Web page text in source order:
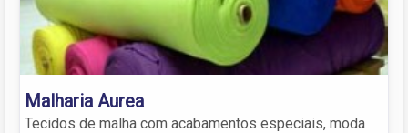
Malharia Aurea
Tecidos de malha com acabamentos especiais, moda